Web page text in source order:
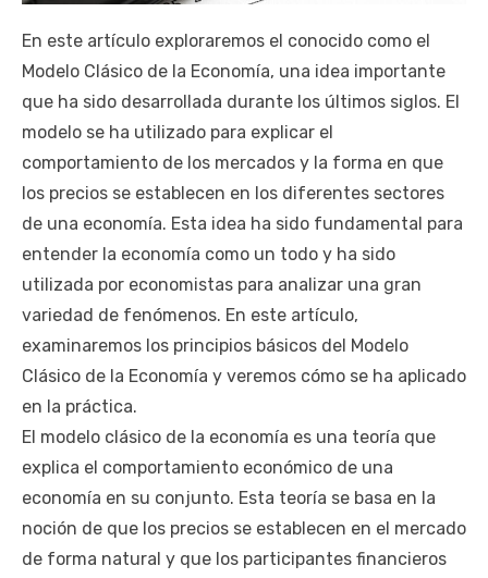
En este artículo exploraremos el conocido como el
Modelo Clásico de la Economía, una idea importante
que ha sido desarrollada durante los últimos siglos. El
modelo se ha utilizado para explicar el
comportamiento de los mercados y la forma en que
los precios se establecen en los diferentes sectores
de una economía. Esta idea ha sido fundamental para
entender la economía como un todo y ha sido
utilizada por economistas para analizar una gran
variedad de fenómenos. En este artículo,
examinaremos los principios básicos del Modelo
Clásico de la Economía y veremos cómo se ha aplicado
en la práctica.
El modelo clásico de la economía es una teoría que
explica el comportamiento económico de una
economía en su conjunto. Esta teoría se basa en la
noción de que los precios se establecen en el mercado
de forma natural y que los participantes financieros